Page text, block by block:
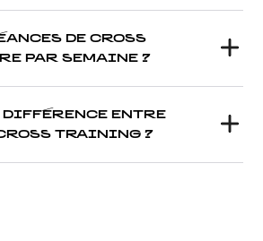
DE CROSS
PAR SEMAINE ?
DIFFÉRENCE ENTRE
TRAINING ?